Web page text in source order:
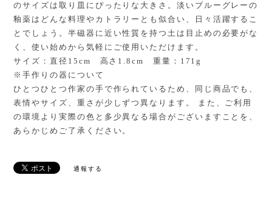
のサイズは取り皿にぴったりな大きさ。淡いブルーグレーの
釉薬はどんな料理やカトラリーとも似合い、日々活躍するこ
とでしょう。半磁器に近い性質を持つ土は目止めの必要がな
く、使い始めから気軽にご使用いただけます。
サイズ：直径15cm 高さ1.8cm 重量：171g
※手作りの器について
ひとつひとつ作家の手で作られているため、同じ商品でも、
表情やサイズ、重さが少しずつ異なります。 また、ご利用
の環境より実際の色と多少異なる場合がございますことを、
あらかじめご了承ください。
通報する